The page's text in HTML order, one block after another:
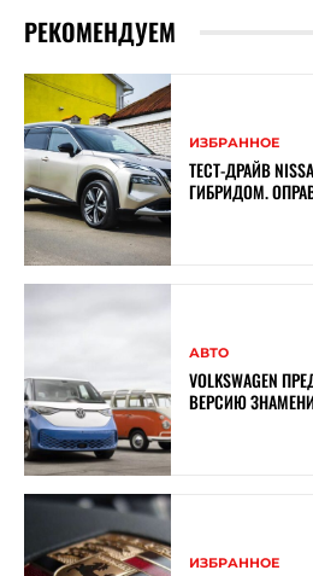
РЕКОМЕНДУЕМ
ИЗБРАННОЕ
ТЕСТ-ДРАЙВ
ГИБРИДОМ.
АВТО
VOLKSWAGEN
ВЕРСИЮ
ИЗБРАННОЕ